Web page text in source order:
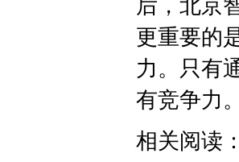
后，北京
更重要的
力。只有
有竞争力
相关阅读